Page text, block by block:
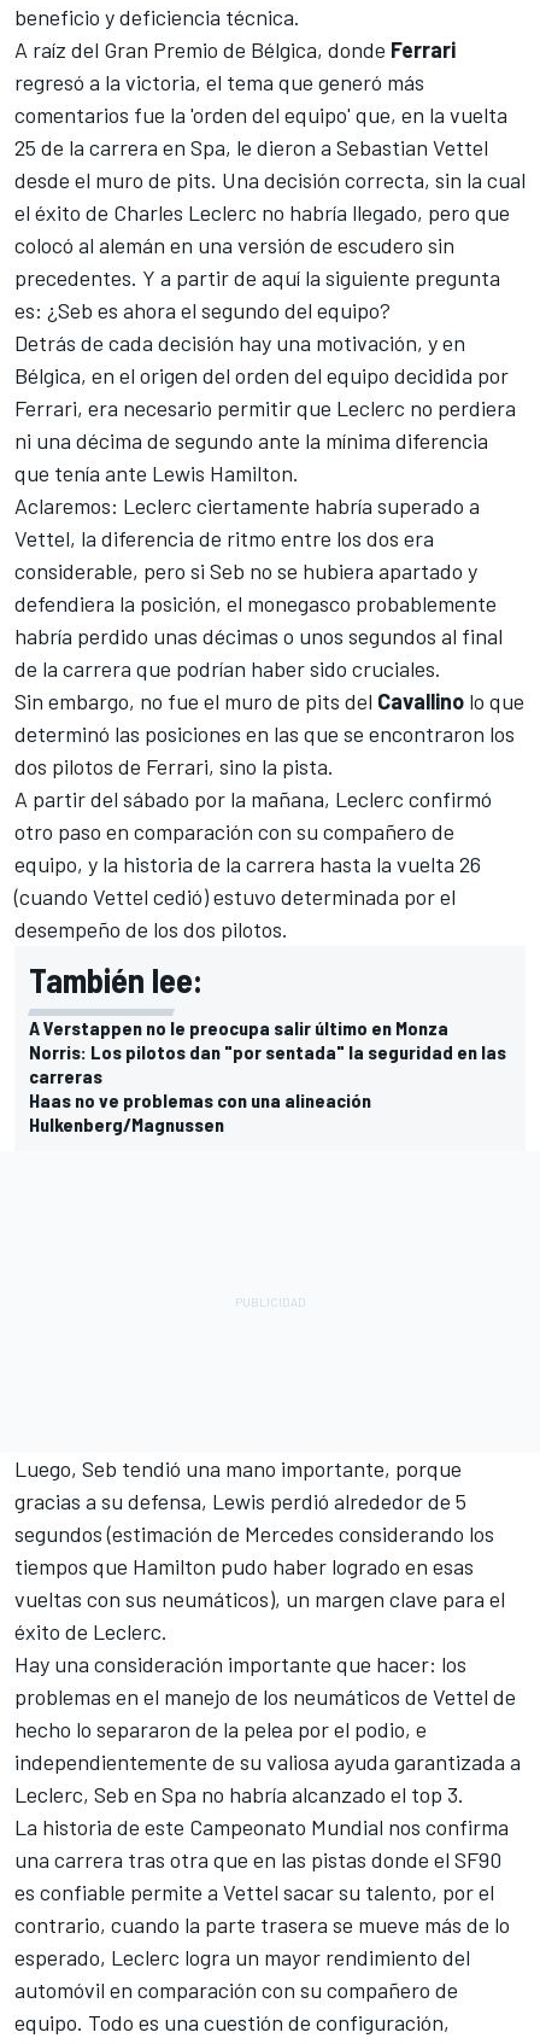
beneficio y deficiencia técnica.
A raíz del Gran Premio de Bélgica, donde Ferrari
regresó a la victoria, el tema que generó más
comentarios fue la 'orden del equipo' que, en la vuelta
25 de la carrera en Spa, le dieron a Sebastian Vettel
desde el muro de pits. Una decisión correcta, sin la cual
el éxito de Charles Leclerc no habría llegado, pero que
colocó al alemán en una versión de escudero sin
precedentes. Y a partir de aquí la siguiente pregunta
es: ¿Seb es ahora el segundo del equipo?
Detrás de cada decisión hay una motivación, y en
Bélgica, en el origen del orden del equipo decidida por
Ferrari, era necesario permitir que Leclerc no perdiera
ni una décima de segundo ante la mínima diferencia
que tenía ante Lewis Hamilton.
Aclaremos: Leclerc ciertamente habría superado a
Vettel, la diferencia de ritmo entre los dos era
considerable, pero si Seb no se hubiera apartado y
defendiera la posición, el monegasco probablemente
habría perdido unas décimas o unos segundos al final
de la carrera que podrían haber sido cruciales.
Sin embargo, no fue el muro de pits del Cavallino lo que
determinó las posiciones en las que se encontraron los
dos pilotos de Ferrari, sino la pista.
A partir del sábado por la mañana, Leclerc confirmó
otro paso en comparación con su compañero de
equipo, y la historia de la carrera hasta la vuelta 26
(cuando Vettel cedió) estuvo determinada por el
desempeño de los dos pilotos.
También lee:
A Verstappen no le preocupa salir último en Monza
Norris: Los pilotos dan "por sentada" la seguridad en las
carreras
Haas no ve problemas con una alineación
Hulkenberg/Magnussen
Luego, Seb tendió una mano importante, porque
gracias a su defensa, Lewis perdió alrededor de 5
segundos (estimación de Mercedes considerando los
tiempos que Hamilton pudo haber logrado en esas
vueltas con sus neumáticos), un margen clave para el
éxito de Leclerc.
Hay una consideración importante que hacer: los
problemas en el manejo de los neumáticos de Vettel de
hecho lo separaron de la pelea por el podio, e
independientemente de su valiosa ayuda garantizada a
Leclerc, Seb en Spa no habría alcanzado el top 3.
La historia de este Campeonato Mundial nos confirma
una carrera tras otra que en las pistas donde el SF90
es confiable permite a Vettel sacar su talento, por el
contrario, cuando la parte trasera se mueve más de lo
esperado, Leclerc logra un mayor rendimiento del
automóvil en comparación con su compañero de
equipo. Todo es una cuestión de configuración,